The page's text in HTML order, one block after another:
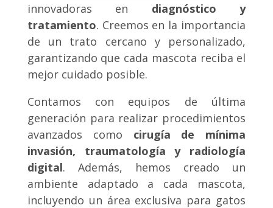
innovadoras en diagnóstico y
tratamiento. Creemos en la importancia
de un trato cercano y personalizado,
garantizando que cada mascota reciba el
mejor cuidado posible.
Contamos con equipos de última
generación para realizar procedimientos
avanzados como cirugía de mínima
invasión, traumatología y radiología
digital. Además, hemos creado un
ambiente adaptado a cada mascota,
incluyendo un área exclusiva para gatos